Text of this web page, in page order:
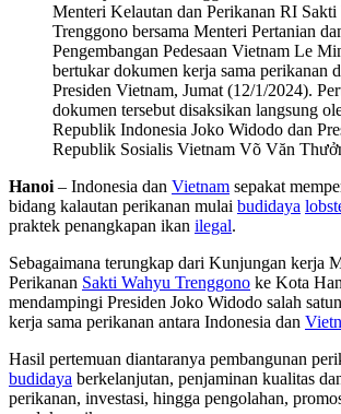
Menteri Kelautan dan Perikanan RI Sakti
Trenggono bersama Menteri Pertanian
Pengembangan Pedesaan Vietnam Le
bertukar dokumen kerja sama perikanan
Presiden Vietnam, Jumat (12/1/2024).
dokumen tersebut disaksikan langsung
Republik Indonesia Joko Widodo dan
Republik Sosialis Vietnam Võ Văn
Hanoi – Indonesia dan Vietnam sepakat
bidang kalautan perikanan mulai budidaya
praktek penangkapan ikan ilegal.
Sebagaimana terungkap dari Kunjungan kerja
Perikanan Sakti Wahyu Trenggono ke Kota
mendampingi Presiden Joko Widodo salah
kerja sama perikanan antara Indonesia dan
Hasil pertemuan diantaranya pembangunan
budidaya berkelanjutan, penjaminan kualitas
perikanan, investasi, hingga pengolahan,